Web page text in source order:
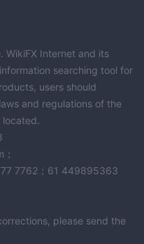
WikiFX Internet and its
searching tool for
users should
and regulations of the
7762；61 449895363
please send the